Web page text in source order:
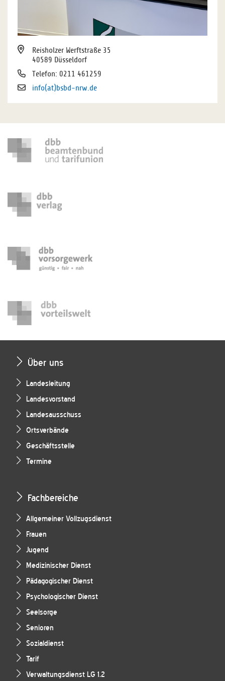
Reisholzer Werftstraße 35
40589 Düsseldorf
Telefon: 0211 461259
info(at)bsbd-nrw.de
Über uns
Landesleitung
Landesvorstand
Landesausschuss
Ortsverbände
Geschäftsstelle
Termine
Fachbereiche
Allgemeiner Vollzugsdienst
Frauen
Jugend
Medizinischer Dienst
Pädagogischer Dienst
Psychologischer Dienst
Seelsorge
Senioren
Sozialdienst
Tarif
Verwaltungsdienst LG 1.2